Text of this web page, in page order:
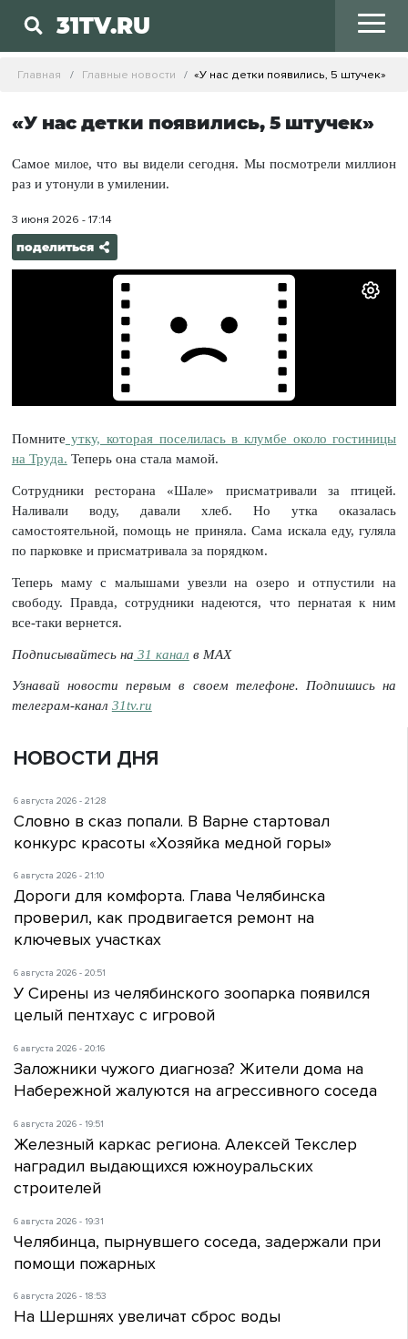
31TV.RU
Главная Главные новости «У нас детки появились, 5 штучек»
«У нас детки появились, 5 штучек»
Самоемилое, что вы видели сегодня. Мы посмотрели миллион
раз и утонули в умилении.
3 июня 2026 - 17:14
поделиться
Помните утку, которая поселилась в клумбе около гостиницы
на Труда. Теперь она стала мамой.
Сотрудники ресторана «Шале» присматривали за птицей.
Наливали воду, давали хлеб. Но утка оказалась
самостоятельной, помощь не приняла. Сама искала еду, гуляла
по парковке и присматривала за порядком.
Теперь маму с малышами увезли на озеро и отпустили на
свободу. Правда, сотрудники надеются, что пернатая к ним
все-таки вернется.
Подписывайтесь на 31 канал в МАХ
Узнавай новости первым в своем телефоне. Подпишись на
телеграм-канал 31tv.ru
НОВОСТИ ДНЯ
6 августа 2026 - 21:28
Словно в сказ попали. В Варне стартовал
конкурс красоты «Хозяйка медной горы»
6 августа 2026 - 21:10
Дороги для комфорта. Глава Челябинска
проверил, как продвигается ремонт на
ключевых участках
6 августа 2026 - 20:51
У Сирены из челябинского зоопарка появился
целый пентхаус с игровой
6 августа 2026 - 20:16
Заложники чужого диагноза? Жители дома на
Набережной жалуются на агрессивного соседа
6 августа 2026 - 19:51
Железный каркас региона. Алексей Текслер
наградил выдающихся южноуральских
строителей
6 августа 2026 - 19:31
Челябинца, пырнувшего соседа, задержали при
помощи пожарных
6 августа 2026 - 18:53
На Шершнях увеличат сброс воды